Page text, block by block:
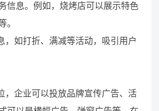
信息。例如，烧烤店可以展示特色
。
，如打折、满减等活动，吸引用户
，企业可以投放品牌宣传广告、活